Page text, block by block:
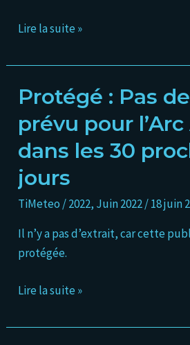
l’Arc
dans
9
jours
Lire la suite »
Protégé : Pas
prévu pour
dans les 30
jours
TiMeteo /2022, Juin 2022/18 juin
Il n’y a pas d’extrait, car cette
protégée.
Protégé :
de
cyclone
prévu
pour
l’Arc
Antillais
dans
30
jours
Lire la suite »